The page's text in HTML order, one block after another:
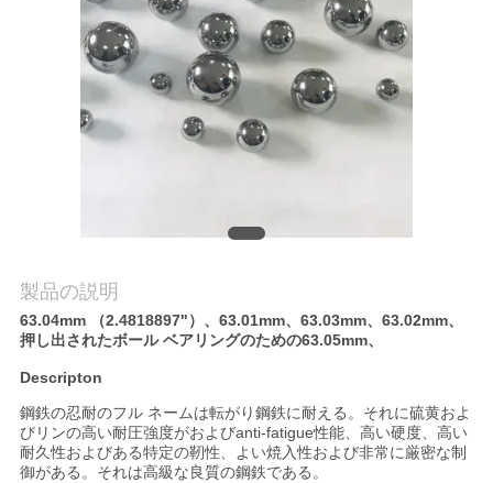
な
さ
い
ニ
製品の説明
63.04mm （2.4818897"）、63.01mm、63.03mm、63.02mm、
押し出されたボール ベアリングのための63.05mm、
Descripton
鋼鉄の忍耐のフル ネームは転がり鋼鉄に耐える。それに硫黄およ
びリンの高い耐圧強度がおよびanti-fatigue性能、高い硬度、高い
耐久性およびある特定の靭性、よい焼入性および非常に厳密な制
御がある。それは高級な良質の鋼鉄である。